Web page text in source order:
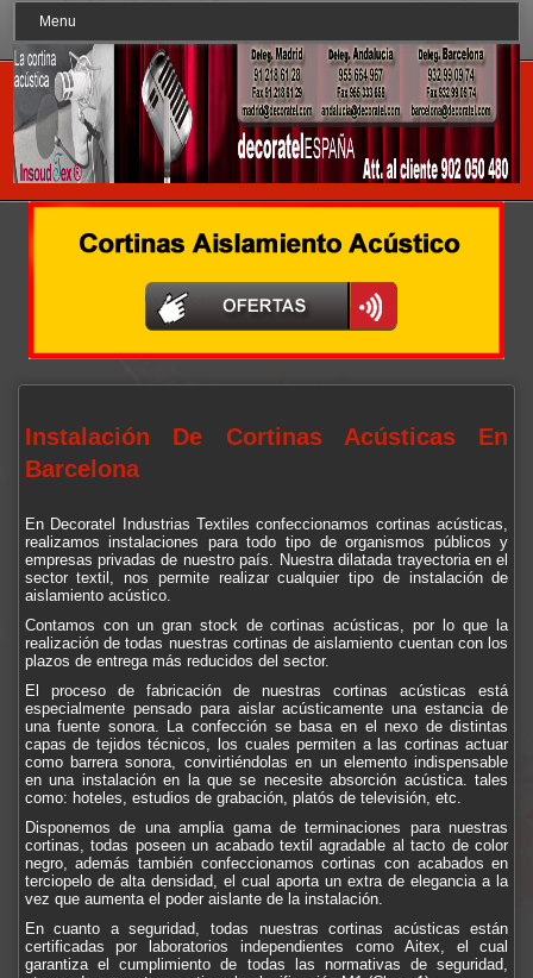
Menu
Instalación De Cortinas Acústicas En
Barcelona
En Decoratel Industrias Textiles confeccionamos cortinas acústicas,
realizamos instalaciones para todo tipo de organismos públicos y
empresas privadas de nuestro país. Nuestra dilatada trayectoria en el
sector textil, nos permite realizar cualquier tipo de instalación de
aislamiento acústico.
Contamos con un gran stock de cortinas acústicas, por lo que la
realización de todas nuestras cortinas de aislamiento cuentan con los
plazos de entrega más reducidos del sector.
El proceso de fabricación de nuestras cortinas acústicas está
especialmente pensado para aislar acústicamente una estancia de
una fuente sonora. La confección se basa en el nexo de distintas
capas de tejidos técnicos, los cuales permiten a las cortinas actuar
como barrera sonora, convirtiéndolas en un elemento indispensable
en una instalación en la que se necesite absorción acústica. tales
como: hoteles, estudios de grabación, platós de televisión, etc.
Disponemos de una amplia gama de terminaciones para nuestras
cortinas, todas poseen un acabado textil agradable al tacto de color
negro, además también confeccionamos cortinas con acabados en
terciopelo de alta densidad, el cual aporta un extra de elegancia a la
vez que aumenta el poder aislante de la instalación.
En cuanto a seguridad, todas nuestras cortinas acústicas están
certificadas por laboratorios independientes como Aitex, el cual
garantiza el cumplimiento de todas las normativas de seguridad,